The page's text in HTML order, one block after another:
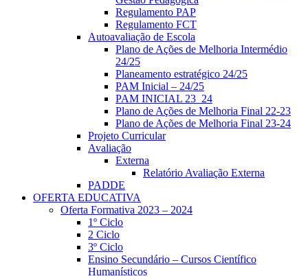
Regulamento PAP
Regulamento FCT
Autoavaliação de Escola
Plano de Ações de Melhoria Intermédio
24/25
Planeamento estratégico 24/25
PAM Inicial – 24/25
PAM INICIAL 23_24
Plano de Ações de Melhoria Final 22-23
Plano de Ações de Melhoria Final 23-24
Projeto Curricular
Avaliação
Externa
Relatório Avaliação Externa
PADDE
OFERTA EDUCATIVA
Oferta Formativa 2023 – 2024
1º Ciclo
2 Ciclo
3º Ciclo
Ensino Secundário – Cursos Científico
Humanísticos